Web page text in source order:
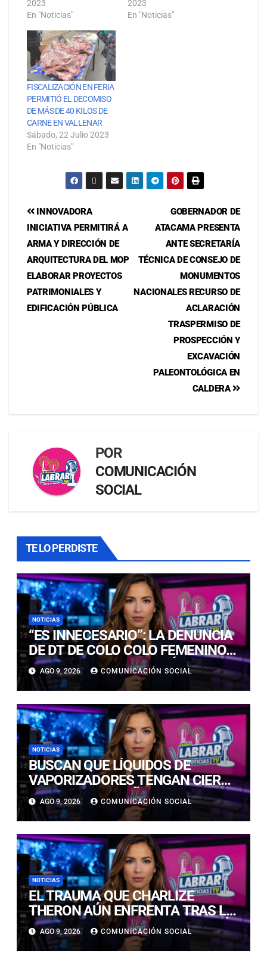
2023
En "Noticias"
2023
En "Noticias"
FISCALIZACIÓN EN FERIA
PERMITIÓ EL DECOMISO
DE MÁS DE 40 KILOS DE
CARNE EN VALLENAR
Sábado, 22 Julio 2023
En "Noticias"
GOBERNADOR DE
ATACAMA PRESENTA
ANTE SECRETARÍA
TÉCNICA DE CONSEJO DE
MONUMENTOS
NACIONALES RECURSO DE
ACLARACIÓN
TRASPERMISO DE
PROSPECCIÓN Y
EXCAVACIÓN
PALEONTOLÓGICA EN
CALDERA
INNOVADORA
INICIATIVA PERMITIRÁ A
ARMA Y DIRECCIÓN DE
ARQUITECTURA DEL MOP
ELABORAR PROYECTOS
PATRIMONIALES Y
EDIFICACIÓN PÚBLICA
POR
COMUNICACIÓN
SOCIAL
TE LO PERDISTE
NOTICIAS
“ES INNECESARIO”: LA DENUNCIA
DE DT DE COLO COLO FEMENINO
TRAS GANAR SUPERCLÁSICO
ANTE LA U
AGO 9, 2026 COMUNICACIÓN SOCIAL
NOTICIAS
BUSCAN QUE LÍQUIDOS DE
VAPORIZADORES TENGAN CIERRE
SEGURO PARA NIÑOS:
INTOXICACIONES SUBIERON UN
400%
AGO 9, 2026 COMUNICACIÓN SOCIAL
NOTICIAS
EL TRAUMA QUE CHARLIZE
THERON AÚN ENFRENTA TRAS LA
NOCHE EN QUE SU MADRE MATÓ
A SU PADRE
AGO 9, 2026 COMUNICACIÓN SOCIAL